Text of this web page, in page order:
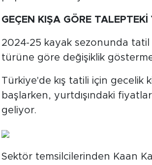
GEÇEN KIŞA GÖRE
2024-25 kayak sezonunda
türüne göre değişiklik
Türkiye'de kış tatili için gecelik
başlarken, yurtdışındaki
geliyor.
Sektör temsilcilerinden Kaan